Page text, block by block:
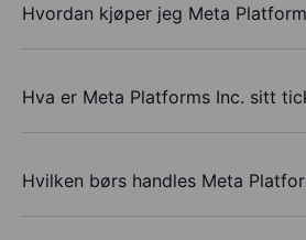
Hvordan kjøper jeg Meta
Hva er Meta Platforms Inc. sitt
Hvilken børs handles Meta